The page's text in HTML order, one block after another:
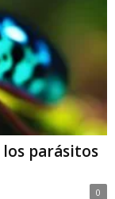
parásitos
0